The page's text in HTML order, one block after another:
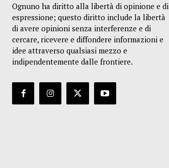
Ognuno ha diritto alla libertà di opinione e di
espressione; questo diritto include la libertà
di avere opinioni senza interferenze e di
cercare, ricevere e diffondere informazioni e
idee attraverso qualsiasi mezzo e
indipendentemente dalle frontiere.